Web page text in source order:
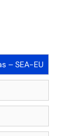
– SEA-EU